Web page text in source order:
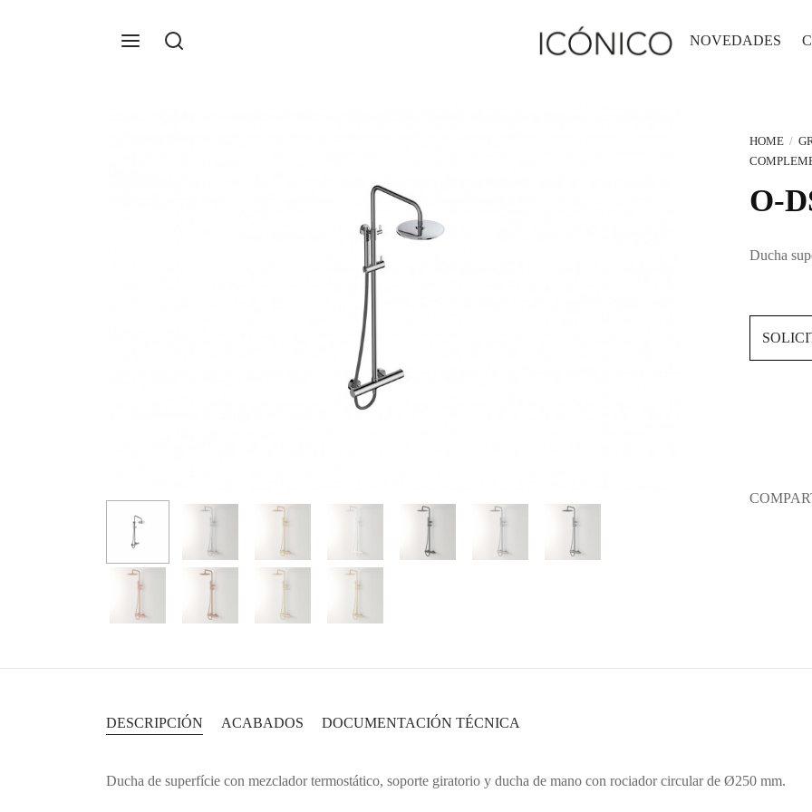
NOVEDADES
HOME /
O-
Ducha
DESCRIPCIÓN ACABADOS DOCUMENTACIÓN TÉCNICA
Ducha de superfície con mezclador termostático, soporte giratorio y ducha de mano con rociador circular de Ø250 mm.